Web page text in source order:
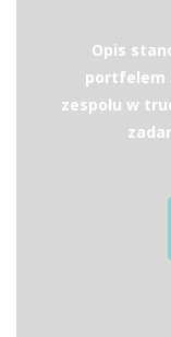
Opis
portfelem
zespołu w